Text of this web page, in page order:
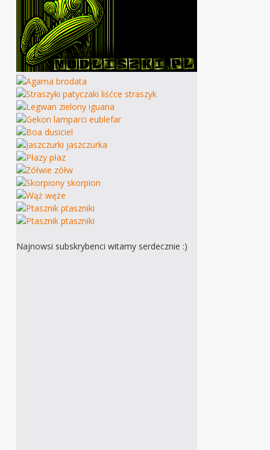
Najnowsi subskrybenci witamy serdecznie :)